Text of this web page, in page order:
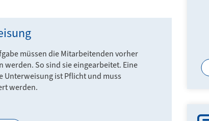
müssen die Mitarbeitenden vorher
werden. So sind sie eingearbeitet. Eine
Unterweisung ist Pflicht und muss
werden.